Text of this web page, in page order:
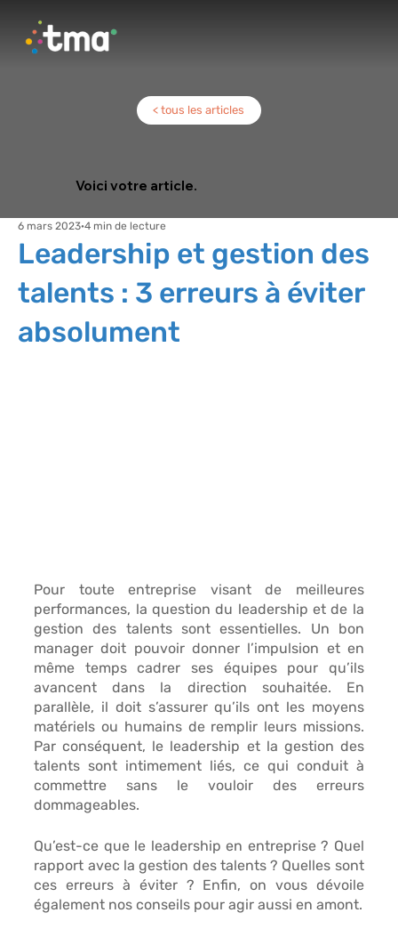
Voici votre article.
< tous les articles
Leadership et gestion des
talents : 3 erreurs à éviter
absolument
6 mars 2023 4 min de lecture
Pour toute entreprise visant de meilleures
performances, la question du leadership
gestion des talents sont essentielles. Un bon
manager doit pouvoir donner l’impulsion et en
même temps cadrer ses équipes pour qu’ils
avancent dans la direction souhaitée. En
parallèle, il doit s’assurer qu’ils ont les moyens
matériels ou humains de remplir leurs missions.
Par conséquent, le leadership et la gestion des
talents sont intimement liés, ce qui conduit à
commettre sans le vouloir des erreurs
dommageables.
Qu’est-ce que le leadership en entreprise ? Quel
rapport avec la gestion des talents ? Quelles sont
ces erreurs à éviter ? Enfin, on vous dévoile
également nos conseils pour agir aussi en amont.